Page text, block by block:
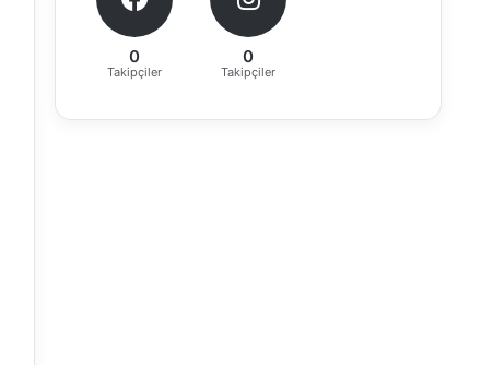
0
Takipçiler
0
Takipçiler